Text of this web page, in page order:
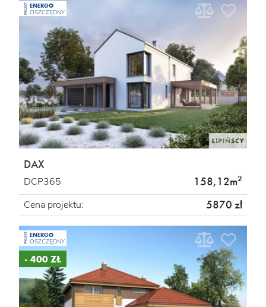
PROJEKT ENERGO
OSZCZĘDNY
DAX
DCP365 158,12m2
Cena projektu: 5870 zł
PROJEKT ENERGO
OSZCZĘDNY
- 400 ZŁ